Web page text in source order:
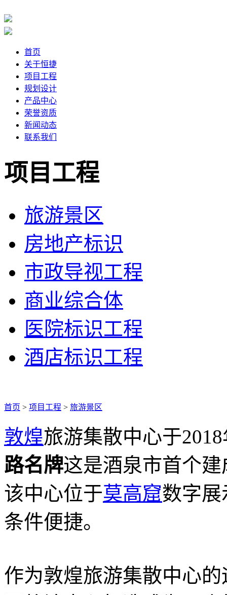
首页
关于恒捷
项目工程
规划设计
产品中心
荣誉资质
新闻动态
联系我们
项目工程
旅游景区
房地产标识
市政导视工程
商业综合体
医院标识工程
酒店标识工程
首页 > 项目工程 > 旅游景区
敦煌旅游集散中心于
路名牌这是酒泉市首个
该中心位于莫高窟数字
条件便捷。
作为敦煌旅游集散中心